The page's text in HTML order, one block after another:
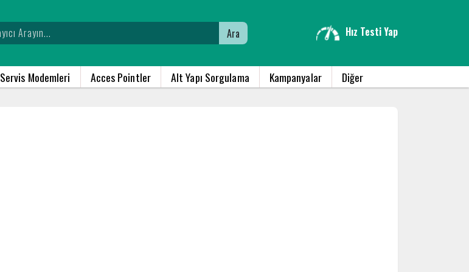
Ara Hız Testi Yap
Servis Modemleri Acces Pointler Alt Yapı Sorgulama Kampanyalar Diğer